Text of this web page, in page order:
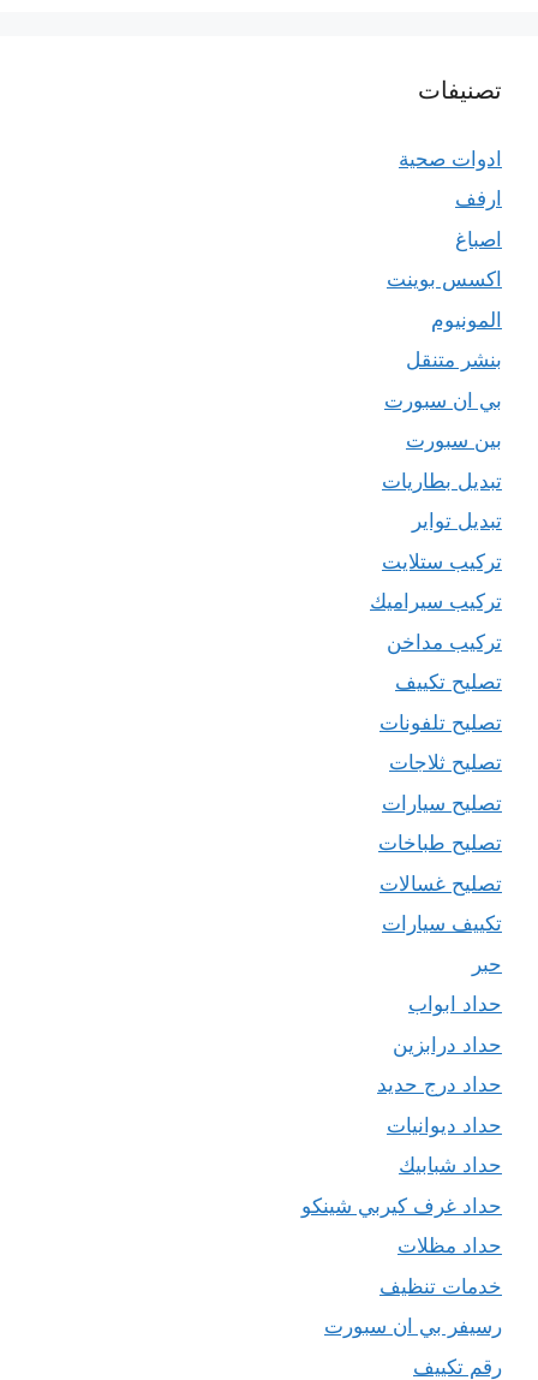
تصنيفات
ادوات صحية
ارفف
اصباغ
اكسس بوينت
المونيوم
بنشر متنقل
بي ان سبورت
بين سبورت
تبديل بطاريات
تبديل تواير
تركيب ستلايت
تركيب سيراميك
تركيب مداخن
تصليح تكييف
تصليح تلفونات
تصليح ثلاجات
تصليح سيارات
تصليح طباخات
تصليح غسالات
تكييف سيارات
حبر
حداد ابواب
حداد درابزين
حداد درج حديد
حداد ديوانيات
حداد شبابيك
حداد غرف كيربي شينكو
حداد مظلات
خدمات تنظيف
رسيفر بي ان سبورت
رقم تكييف